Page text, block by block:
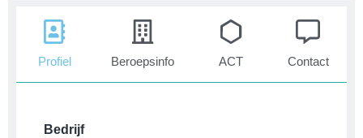
Profiel Beroepsinfo ACT Contact
Bedrijf